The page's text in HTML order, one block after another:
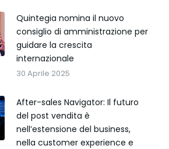
Quintegia nomina il nuovo
consiglio di amministrazione per
guidare la crescita
internazionale
30 Aprile 2025
After-sales Navigator: Il futuro
del post vendita è
nell’estensione del business,
nella customer experience e